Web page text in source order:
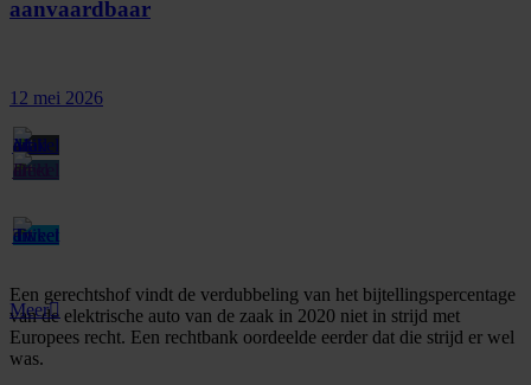
aanvaardbaar
12 mei 2026
Een gerechtshof vindt de verdubbeling van het bijtellingspercentage
van de elektrische auto van de zaak in 2020 niet in strijd met
Europees recht. Een rechtbank oordeelde eerder dat die strijd er wel
was.
Meer